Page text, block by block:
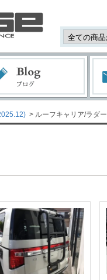
> ルーフキャリア/ラダー